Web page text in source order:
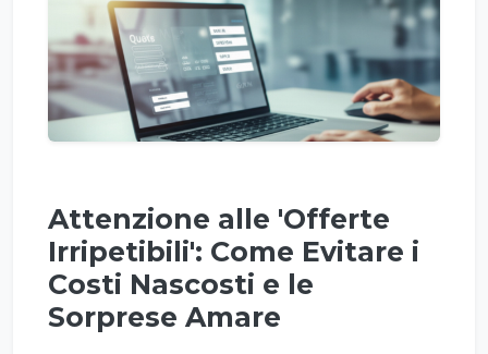
Attenzione alle 'Offerte
Irripetibili': Come Evitare i
Costi Nascosti e le
Sorprese Amare